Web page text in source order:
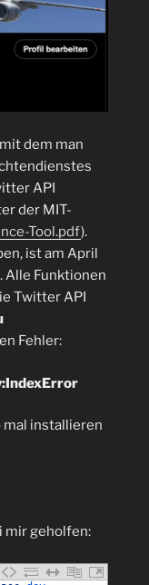
dem man
API
der MIT-
Tool.pdf).
ist am April
Alle Funktionen
Twitter API
Fehler:
mal installieren
mir geholfen: